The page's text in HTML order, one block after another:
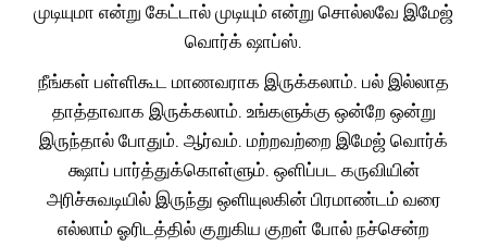
முடியுமா என்று கேட்டால் முடியும் என்று சொல்லவே இமேஜ்
வொர்க் ஷாப்ஸ்.
நீங்கள் பள்ளிகூட மாணவராக இருக்கலாம். பல் இல்லாத
தாத்தாவாக இருக்கலாம். உங்களுக்கு ஒன்றே ஒன்று
இருந்தால் போதும். ஆர்வம். மற்றவற்றை இமேஜ் வொர்க்
க்ஷாப் பார்த்துக்கொள்ளும். ஒளிப்பட கருவியின்
அரிச்சுவடியில் இருந்து ஒளியுலகின் பிரமாண்டம் வரை
எல்லாம் ஓரிடத்தில் குறுகிய குறள் போல் நச்சென்ற